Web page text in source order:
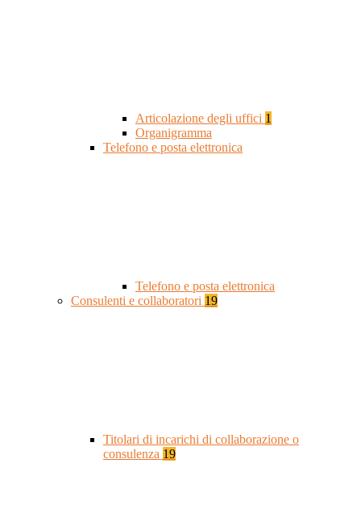
Articolazione degli uffici 1
Organigramma
Telefono e posta elettronica
Telefono e posta elettronica
Consulenti e collaboratori 19
Titolari di incarichi di collaborazione o
consulenza 19